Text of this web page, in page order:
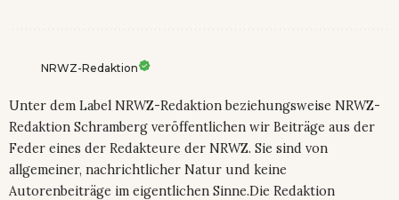
NRWZ-Redaktion
Unter dem Label NRWZ-Redaktion beziehungsweise NRWZ-
Redaktion Schramberg veröffentlichen wir Beiträge aus der
Feder eines der Redakteure der NRWZ. Sie sind von
allgemeiner, nachrichtlicher Natur und keine
Autorenbeiträge im eigentlichen Sinne.Die Redaktion